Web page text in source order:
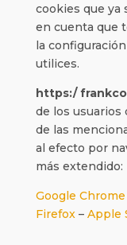
cookies que ya
en cuenta que
la
utilices.
https:/
de los usuarios
de las
al efecto por
más extendido:
Google Chrome
Firefox– Apple